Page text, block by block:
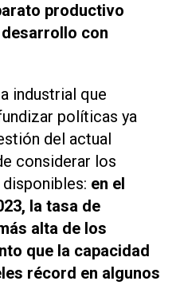
productivo
con
industrial que
políticas ya
del actual
considerar los
en el
la tasa de
alta de los
que la capacidad
récord en algunos